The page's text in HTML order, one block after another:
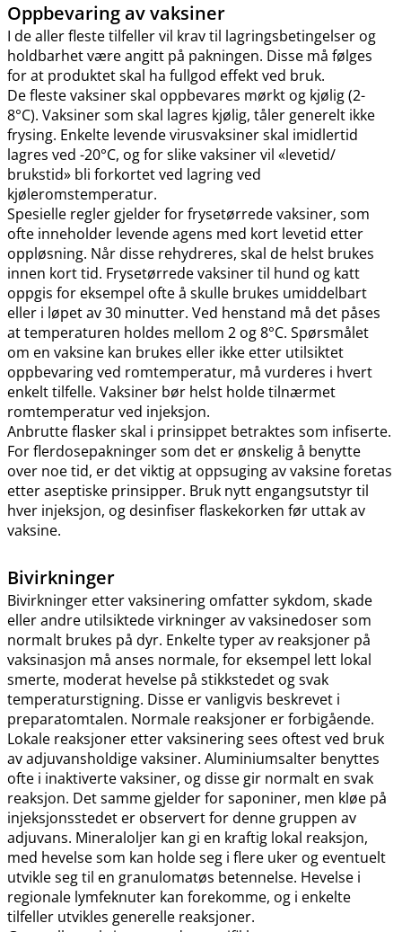
Oppbevaring av vaksiner
I de aller fleste tilfeller vil krav til lagringsbetingelser og
holdbarhet være angitt på pakningen. Disse må følges
for at produktet skal ha fullgod effekt ved bruk.
De fleste vaksiner skal oppbevares mørkt og kjølig (2-
8°C). Vaksiner som skal lagres kjølig, tåler generelt ikke
frysing. Enkelte levende virusvaksiner skal imidlertid
lagres ved -20°C, og for slike vaksiner vil «levetid​/​
brukstid» bli forkortet ved lagring ved
kjøleromstemperatur.
Spesielle regler gjelder for frysetørrede vaksiner, som
ofte inneholder levende agens med kort levetid etter
oppløsning. Når disse rehydreres, skal de helst brukes
innen kort tid. Frysetørrede vaksiner til hund og katt
oppgis for eksempel ofte å skulle brukes umiddelbart
eller i løpet av 30 minutter. Ved henstand må det påses
at temperaturen holdes mellom 2 og 8°C. Spørsmålet
om en vaksine kan brukes eller ikke etter utilsiktet
oppbevaring ved romtemperatur, må vurderes i hvert
enkelt tilfelle. Vaksiner bør helst holde tilnærmet
romtemperatur ved injeksjon.
Anbrutte flasker skal i prinsippet betraktes som infiserte.
For flerdosepakninger som det er ønskelig å benytte
over noe tid, er det viktig at oppsuging av vaksine foretas
etter aseptiske prinsipper. Bruk nytt engangsutstyr til
hver injeksjon, og desinfiser flaskekorken før uttak av
vaksine.
Bivirkninger
Bivirkninger etter vaksinering omfatter sykdom, skade
eller andre utilsiktede virkninger av vaksinedoser som
normalt brukes på dyr. Enkelte typer av reaksjoner på
vaksinasjon må anses normale, for eksempel lett lokal
smerte, moderat hevelse på stikkstedet og svak
temperaturstigning. Disse er vanligvis beskrevet i
preparatomtalen. Normale reaksjoner er forbigående.
Lokale reaksjoner etter vaksinering sees oftest ved bruk
av adjuvansholdige vaksiner. Aluminiumsalter benyttes
ofte i inaktiverte vaksiner, og disse gir normalt en svak
reaksjon. Det samme gjelder for saponiner, men kløe på
injeksjonsstedet er observert for denne gruppen av
adjuvans. Mineraloljer kan gi en kraftig lokal reaksjon,
med hevelse som kan holde seg i flere uker og eventuelt
utvikle seg til en granulomatøs betennelse. Hevelse i
regionale lymfeknuter kan forekomme, og i enkelte
tilfeller utvikles generelle reaksjoner.